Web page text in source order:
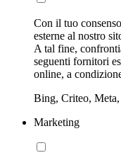
Con il tuo
esterne al nostro
A tal fine,
seguenti fornitori
online, a
Bing, Criteo,
Marketing